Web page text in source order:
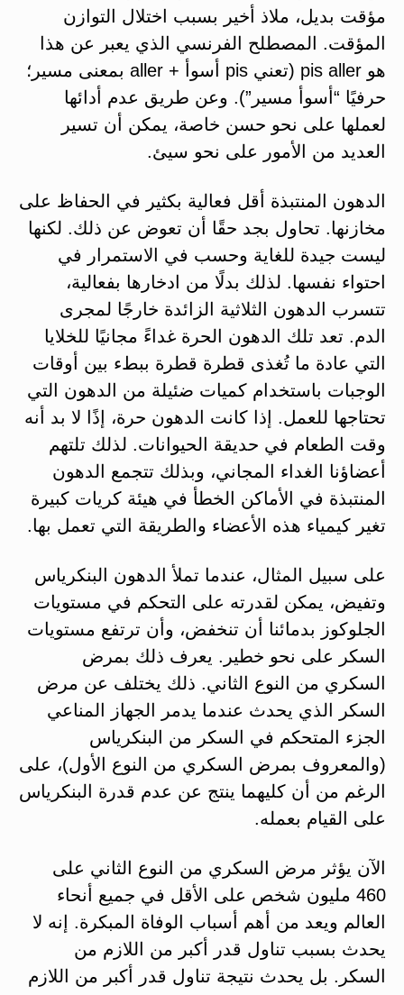
مؤقت بديل، ملاذ أخير بسبب اختلال التوازن
المؤقت. المصطلح الفرنسي الذي يعبر عن هذا
هو pis aller (تعني pis أسوأ + aller بمعنى مسير؛
حرفيًا “أسوأ مسير”). وعن طريق عدم أدائها
لعملها على نحو حسن خاصة، يمكن أن تسير
العديد من الأمور على نحو سيئ.
الدهون المنتبذة أقل فعالية بكثير في الحفاظ على
مخازنها. تحاول بجد حقًا أن تعوض عن ذلك. لكنها
ليست جيدة للغاية وحسب في الاستمرار في
احتواء نفسها. لذلك بدلًا من ادخارها بفعالية،
تتسرب الدهون الثلاثية الزائدة خارجًا لمجرى
الدم. تعد تلك الدهون الحرة غداءً مجانيًا للخلايا
التي عادة ما تُغذى قطرة قطرة ببطء بين أوقات
الوجبات باستخدام كميات ضئيلة من الدهون التي
تحتاجها للعمل. إذا كانت الدهون حرة، إذًا لا بد أنه
وقت الطعام في حديقة الحيوانات. لذلك تلتهم
أعضاؤنا الغداء المجاني، وبذلك تتجمع الدهون
المنتبذة في الأماكن الخطأ في هيئة كريات كبيرة
تغير كيمياء هذه الأعضاء والطريقة التي تعمل بها.
على سبيل المثال، عندما تملأ الدهون البنكرياس
وتفيض، يمكن لقدرته على التحكم في مستويات
الجلوكوز بدمائنا أن تنخفض، وأن ترتفع مستويات
السكر على نحو خطير. يعرف ذلك بمرض
السكري من النوع الثاني. ذلك يختلف عن مرض
السكر الذي يحدث عندما يدمر الجهاز المناعي
الجزء المتحكم في السكر من البنكرياس
(والمعروف بمرض السكري من النوع الأول)، على
الرغم من أن كليهما ينتج عن عدم قدرة البنكرياس
على القيام بعمله.
الآن يؤثر مرض السكري من النوع الثاني على
460 مليون شخص على الأقل في جميع أنحاء
العالم ويعد من أهم أسباب الوفاة المبكرة. إنه لا
يحدث بسبب تناول قدر أكبر من اللازم من
السكر. بل يحدث نتيجة تناول قدر أكبر من اللازم